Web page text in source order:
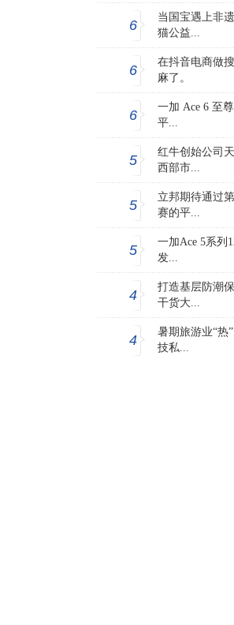
6
当国宝遇上非
猫公益...
6
在抖音电商做
麻了。
6
一加 Ace 6 至
平...
5
红牛创始公司
西部市...
5
立邦期待通过
赛的平...
5
一加Ace 5系列
发...
4
打造基层防潮
干货大...
4
暑期旅游业“热
技私...